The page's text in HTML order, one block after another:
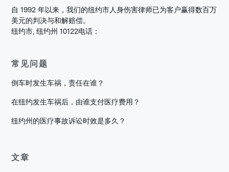
自 1992 年以来，我们的纽约市人身伤害律师已为客户赢得数百万
美元的判决与和解赔偿。
纽约市, 纽约州 10122电话：
常见问题
倒车时发生车祸，责任在谁？
在纽约发生车祸后，由谁支付医疗费用？
纽约州的医疗事故诉讼时效是多久？
文章